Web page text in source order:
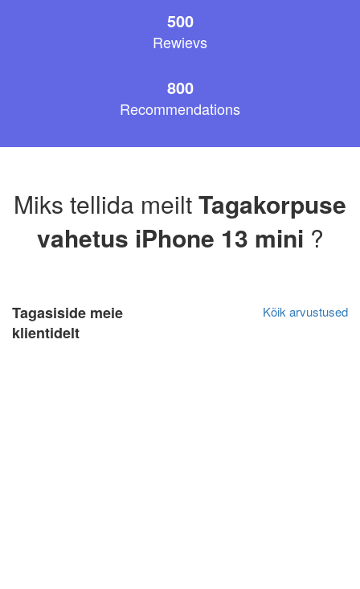
500
Rewievs
800
Recommendations
Miks tellida meiltTagakorpuse
vahetus iPhone 13 mini ?
Tagasiside meie
klientidelt
Kõik arvustused